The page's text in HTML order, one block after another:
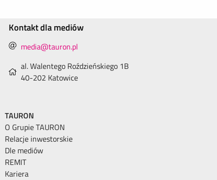
Kontakt dla mediów
media@tauron.pl
al. Walentego Roździeńskiego 1B
40-202 Katowice
TAURON
O Grupie TAURON
Relacje inwestorskie
Dle mediów
REMIT
Kariera